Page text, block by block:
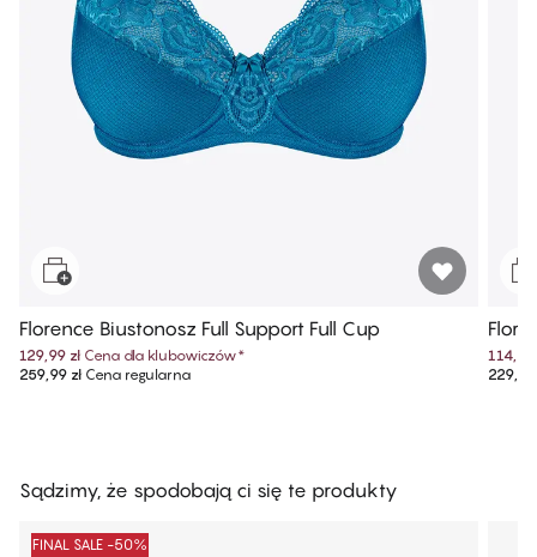
Florence Biustonosz Full Support Full Cup
129,99 zł Cena dla klubowiczów*
259,99 złCena regularna
114,99
229,99
Sądzimy, że spodobają ci się te produkty
FINAL SALE -50%